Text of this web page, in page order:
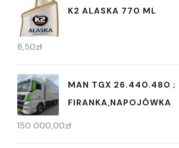
K2 ALASKA 770 ML
8,50zł
MAN TGX 26.440.480 ;
FIRANKA,NAPOJÓWKA
150 000,00zł